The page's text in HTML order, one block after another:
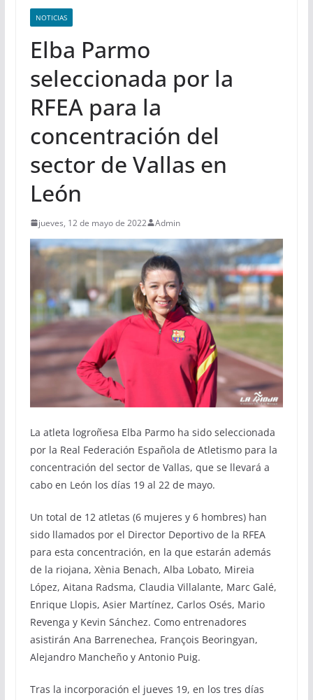
NOTICIAS
Elba Parmo
seleccionada por la
RFEA para la
concentración del
sector de Vallas en
León
jueves, 12 de mayo de 2022 Admin
La atleta logroñesa Elba Parmo ha sido seleccionada
por la Real Federación Española de Atletismo para la
concentración del sector de Vallas, que se llevará a
cabo en León los días 19 al 22 de mayo.
Un total de 12 atletas (6 mujeres y 6 hombres) han
sido llamados por el Director Deportivo de la RFEA
para esta concentración, en la que estarán además
de la riojana, Xènia Benach, Alba Lobato, Mireia
López, Aitana Radsma, Claudia Villalante, Marc Galé,
Enrique Llopis, Asier Martínez, Carlos Osés, Mario
Revenga y Kevin Sánchez. Como entrenadores
asistirán Ana Barrenechea, François Beoringyan,
Alejandro Mancheño y Antonio Puig.
Tras la incorporación el jueves 19, en los tres días